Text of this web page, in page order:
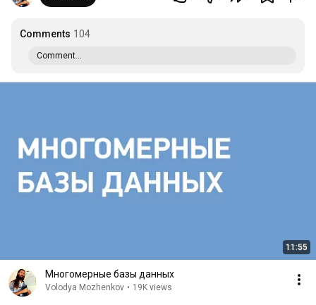
Comments 104
Comment...
11:55
Многомерные базы данных
Volodya Mozhenkov • 19K views